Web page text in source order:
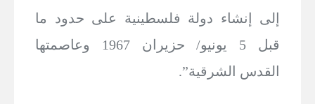
إلى إنشاء دولة فلسطينية على حدود ما
قبل 5 يونيو/ حزيران 1967 وعاصمتها
القدس الشرقية”.